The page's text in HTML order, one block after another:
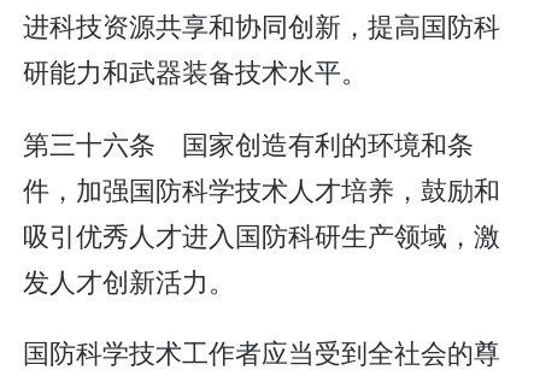
进科技资源共享和协同创新，提高国防科
研能力和武器装备技术水平。
第三十六条 国家创造有利的环境和条
件，加强国防科学技术人才培养，鼓励和
吸引优秀人才进入国防科研生产领域，激
发人才创新活力。
国防科学技术工作者应当受到全社会的尊